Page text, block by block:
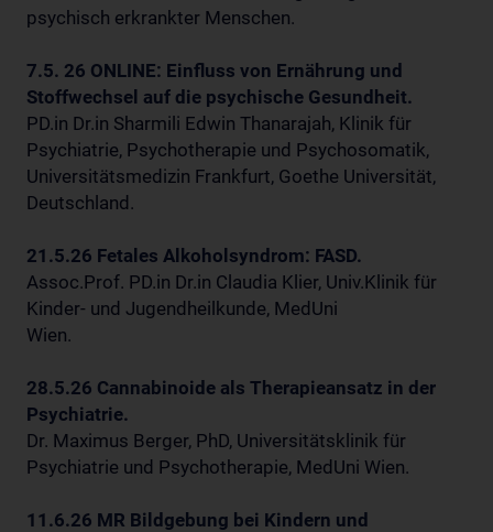
psychisch erkrankter Menschen.
7.5. 26 ONLINE: Einfluss von Ernährung und
Stoffwechsel auf die psychische Gesundheit.
PD.in Dr.in Sharmili Edwin Thanarajah, Klinik für
Psychiatrie, Psychotherapie und Psychosomatik,
Universitätsmedizin Frankfurt, Goethe Universität,
Deutschland.
21.5.26 Fetales Alkoholsyndrom: FASD.
Assoc.Prof. PD.in Dr.in Claudia Klier, Univ.Klinik für
Kinder- und Jugendheilkunde, MedUni
Wien.
28.5.26 Cannabinoide als Therapieansatz in der
Psychiatrie.
Dr. Maximus Berger, PhD, Universitätsklinik für
Psychiatrie und Psychotherapie, MedUni Wien.
11.6.26 MR Bildgebung bei Kindern und